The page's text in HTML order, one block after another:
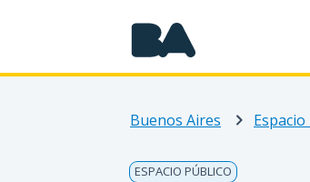
Buenos Aires
ESPACIO PÚBLICO